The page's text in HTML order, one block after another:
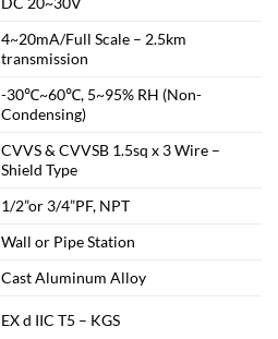
4~20mA/Full Scale – 2.5km
transmission
-30℃~60℃, 5~95% RH (Non-
Condensing)
CVVS & CVVSB 1.5sq x 3 Wire –
Shield Type
1/2”or 3/4”PF, NPT
Wall or Pipe Station
Cast Aluminum Alloy
EX d IIC T5 – KGS